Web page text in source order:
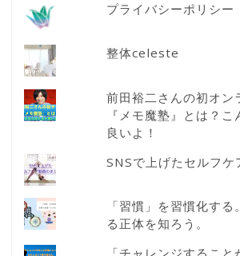
プライバシーポリシー
整体celeste
前田裕二さんの初オン
『メモ魔塾』とは？
良いよ！
SNSで上げたセルフケ
「習慣」を習慣化す
る正体を知ろう。